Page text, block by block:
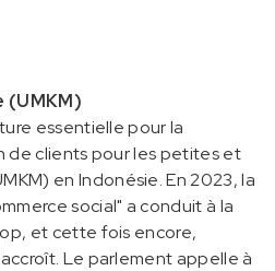
(UMKM)
essentielle pour la
clients pour les petites et
en Indonésie. En 2023, la
social" a conduit à la
et cette fois encore,
Le parlement appelle à